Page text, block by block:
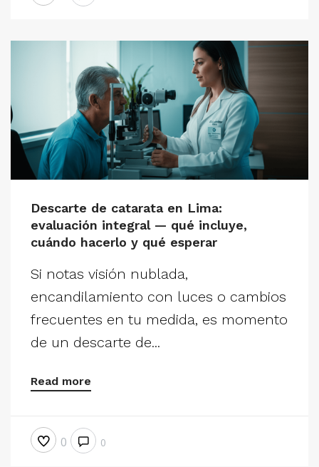
Descarte de catarata en Lima:
evaluación integral — qué incluye,
cuándo hacerlo y qué esperar
Si notas visión nublada,
encandilamiento con luces o cambios
frecuentes en tu medida, es momento
de un descarte de...
Read more
0 0